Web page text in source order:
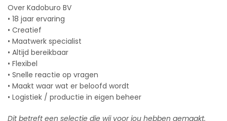
Over Kadoburo BV
• 18 jaar ervaring
• Creatief
• Maatwerk specialist
• Altijd bereikbaar
• Flexibel
• Snelle reactie op vragen
• Maakt waar wat er beloofd wordt
• Logistiek / productie in eigen beheer
Dit betreft een selectie die wij voor jou hebben gemaakt.